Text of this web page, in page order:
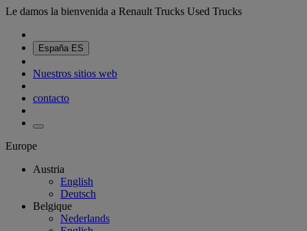
Le damos la bienvenida a Renault Trucks Used Trucks
España ES
Nuestros sitios web
contacto
Europe
Austria
English
Deutsch
Belgique
Nederlands